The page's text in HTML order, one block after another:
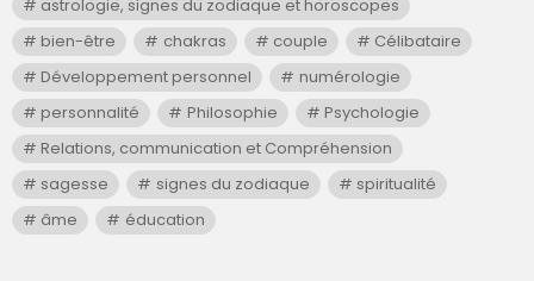
astrologie, signes du zodiaque et horoscopes
bien-être
chakras couple
Célibataire
Développement personnel
numérologie
personnalité
Philosophie
Psychologie
Relations, communication et Compréhension
sagesse
signes du zodiaque
spiritualité
âme
éducation